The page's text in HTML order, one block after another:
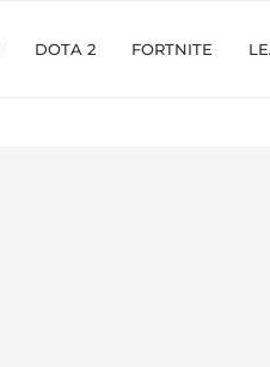
DOTA 2 FORTNITE